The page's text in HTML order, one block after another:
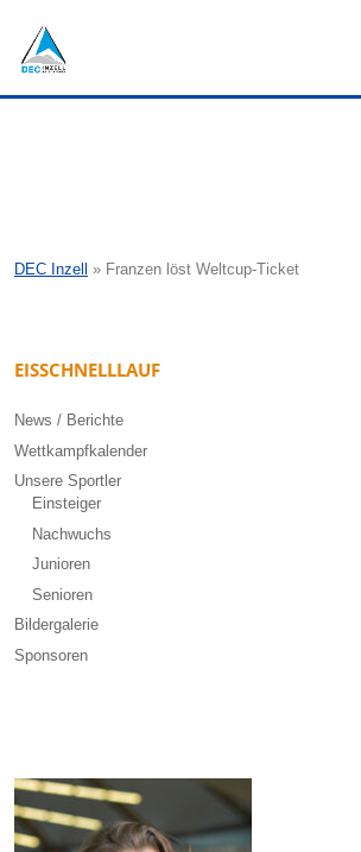
DEC Inzell » Franzen löst Weltcup-Ticket
EISSCHNELLLAUF
News / Berichte
Wettkampfkalender
Unsere Sportler
Einsteiger
Nachwuchs
Junioren
Senioren
Bildergalerie
Sponsoren